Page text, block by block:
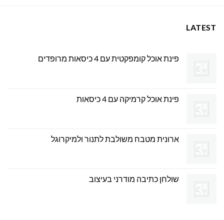
LATEST
פינת אוכל קומפקטית עם 4 כיסאות מרופדים
פינת אוכל קרמיקה עם 4 כיסאות
ארונית מטבח משולבת לתנור ולמיקרוגל
שולחן כתיבה מודרני בעיצוב